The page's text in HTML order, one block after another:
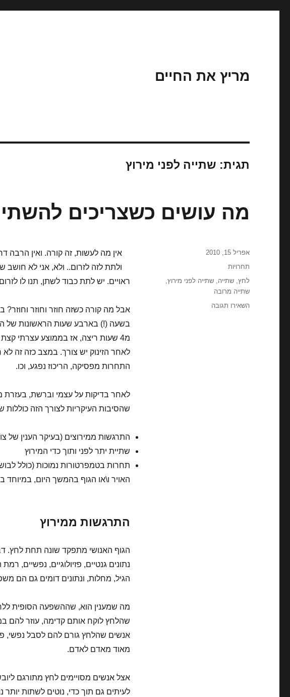
מריץ את החיים
תגית: שתייה לפני מירוץ
מה עושים כשצריכים
אין מה לעשות, זה קורה. ואין הרבה
ולתת לזה לזרום.. ולא, אני לא חושב
ראויים. יש לתת כבוד לשתן, תנו לו
אבל מה קורה כשזה חוזר וחוזר וחוזר?
לאחר הזינוק יש צורך. במצב כזה זה
התחרות מפסיקה, הריכוז נפגע, וכו.
לאחר בדיקות על עצמי וברשת,
שהסיבות העיקריות לצורך הזה כוללות
התרגשות ממירוצים (בעיקר הענין של
שתיית יתר לפני ותוך כדי המירוץ
תחרות בטמפרטורות נמוכות (כולל
האויר ו\או הגוף בהמשך היום, במיוחד
התרגשות ממירוץ
הגוף האנושי מתפקד שונה תחת לחץ.
נתונים גנטיים, פזיולוגיים, נפשיים,
הגיל, מחלות, ונתונים דומים גם הם
מה שמענין הוא, שההשפעה הסופית
שהלחץ לוקח אותם קדימה, עוזר להם
אנשים שהלחץ גורם להם לסבל נפשי,
מאוד מאדם לאדם.
אצל אנשים מסויימים לחץ מתורגם
לעיתים גם תוך כדי, נוטים לשתות יותר
פורסם
אפריל 15, 2010
קטגוריות
תחרויות
תגיות
לחץ,שתייה,שתייה לפני מירוץ,
שתייה מרובה
השאירו תגובה